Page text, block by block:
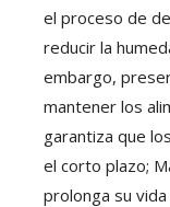
el proceso de
reducir la
embargo,
mantener los
garantiza que
el corto plazo;
prolonga su